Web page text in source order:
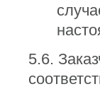
5.6.